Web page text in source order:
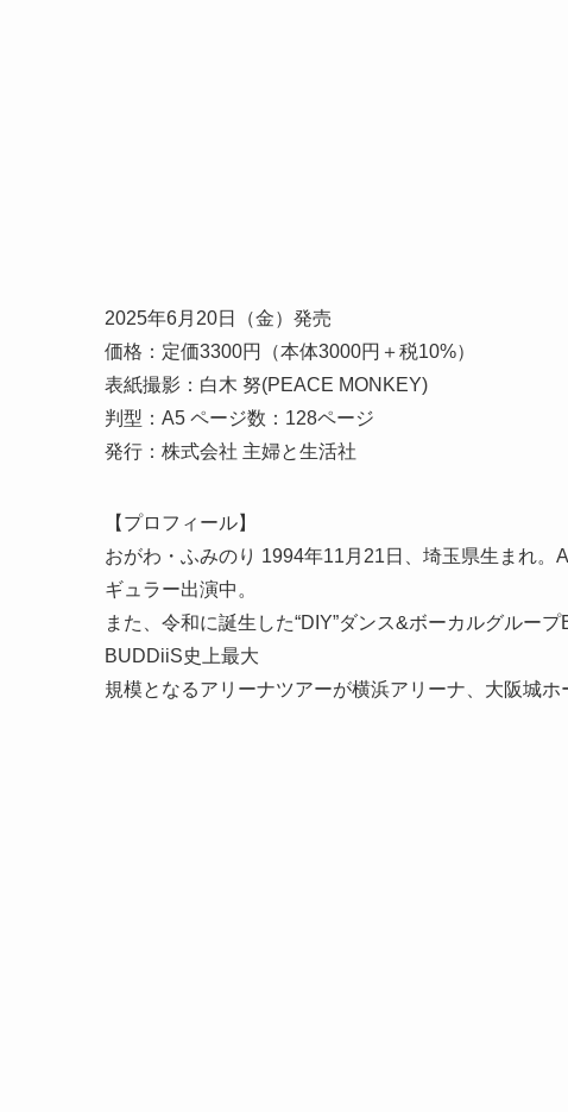
2025年6月20日（金）発売
価格：定価3300円（本体3000円＋税10%）
表紙撮影：白木 努(PEACE MONKEY)
判型：A5 ページ数：128ページ
発行：株式会社 主婦と生活社
【プロフィール】
おがわ・ふみのり 1994年11月21日、埼玉県生まれ
ギュラー出演中。
また、令和に誕生した“DIY”ダンス&ボーカルグルー
BUDDiiS史上最大
規模となるアリーナツアーが横浜アリーナ、大阪城ホ